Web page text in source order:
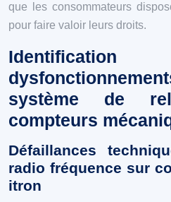
que les consommateurs
pour faire valoir leurs droits.
système de
compteurs
Défaillances
radio fréquence sur
itron